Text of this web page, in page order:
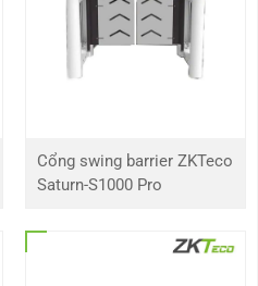
Cổng swing barrier ZKTeco
Saturn-S1000 Pro